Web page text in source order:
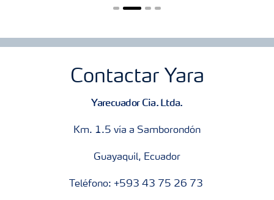
Contactar Yara
Yarecuador Cia. Ltda.
Km. 1.5 vía a Samborondón
Guayaquil, Ecuador
Teléfono: +593 43 75 26 73